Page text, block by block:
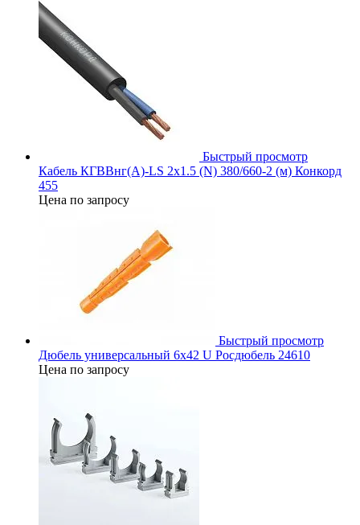
Быстрый просмотр
Кабель КГВВнг(А)-LS 2х1.5 (N) 380/660-2 (м) Конкорд
455
Цена по запросу
Быстрый просмотр
Дюбель универсальный 6х42 U Росдюбель 24610
Цена по запросу